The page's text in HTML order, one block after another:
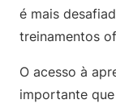
é mais
treinamentos
O acesso à
importante